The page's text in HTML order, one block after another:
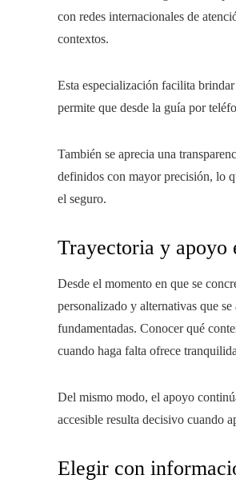
con redes internacionales de
contextos.
Esta especialización facilita
permite que desde la guía por
También se aprecia una
definidos con mayor precisión, lo
el seguro.
Trayectoria y apoyo
Desde el momento en que se
personalizado y alternativas que
fundamentadas. Conocer qué
cuando haga falta ofrece
Del mismo modo, el apoyo
accesible resulta decisivo cuando
Elegir con